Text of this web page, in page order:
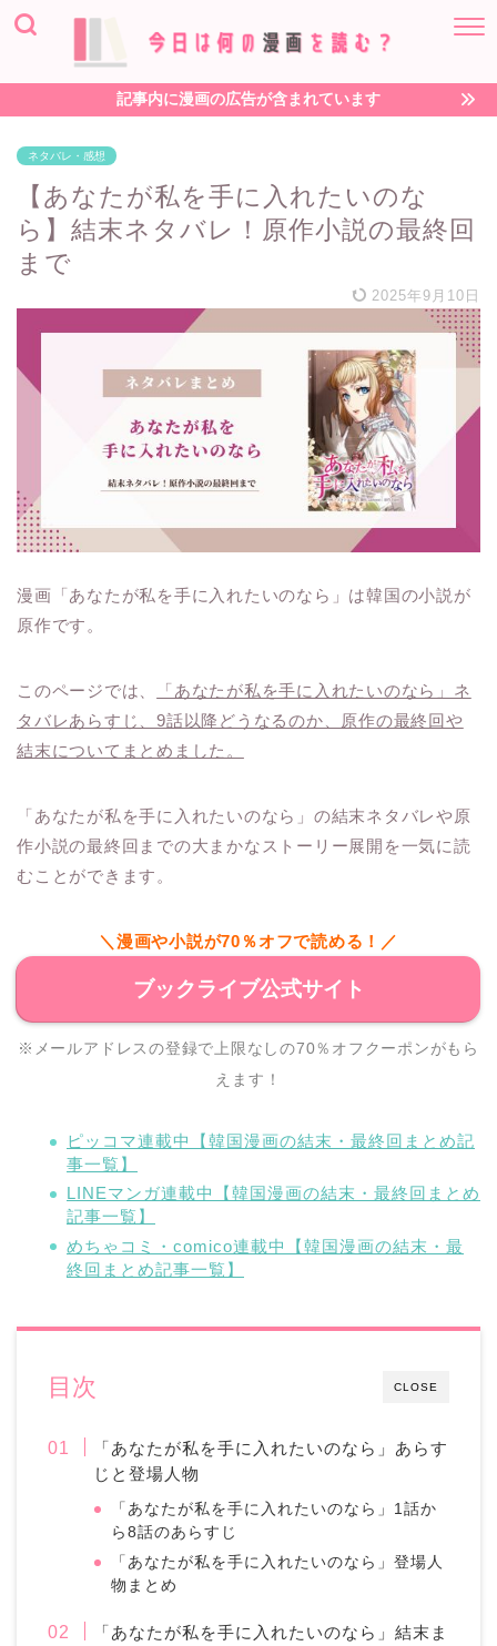
記事内に漫画の広告が含まれています
ネタバレ・感想
【あなたが私を手に入れたいのな
ら】結末ネタバレ！原作小説の最終回
まで
2025年9月10日
漫画「あなたが私を手に入れたいのなら」は韓国の小説が
原作です。
このページでは、
「あなたが私を手に入れたいのなら」ネ
タバレあらすじ、9話以降どうなるのか、原作の最終回や
結末についてまとめました。
「あなたが私を手に入れたいのなら」の結末ネタバレや原
作小説の最終回までの大まかなストーリー展開を一気に読
むことができます。
＼漫画や小説が70％オフで読める！／
ブックライブ公式サイト
※メールアドレスの登録で上限なしの70％オフクーポンがもら
えます！
ピッコマ連載中【韓国漫画の結末・最終回まとめ記
事一覧】
LINEマンガ連載中【韓国漫画の結末・最終回まとめ
記事一覧】
めちゃコミ・comico連載中【韓国漫画の結末・最
終回まとめ記事一覧】
CLOSE
目次
「あなたが私を手に入れたいのなら」あらす
じと登場人物
「あなたが私を手に入れたいのなら」1話か
ら8話のあらすじ
「あなたが私を手に入れたいのなら」登場人
物まとめ
「あなたが私を手に入れたいのなら」結末ま